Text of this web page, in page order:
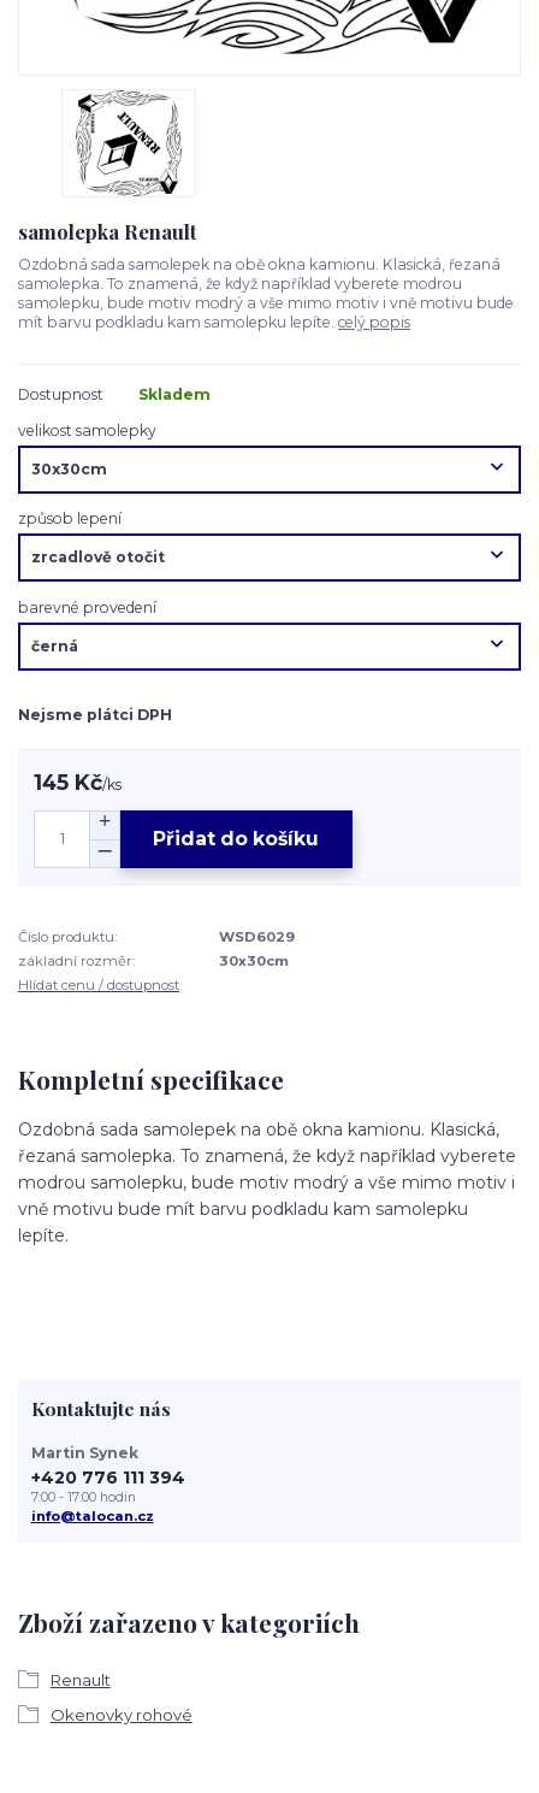
samolepka Renault
Ozdobná sada samolepek na obě okna kamionu. Klasická, řezaná
samolepka. To znamená, že když například vyberete modrou
samolepku, bude motiv modrý a vše mimo motiv i vně motivu bude
mít barvu podkladu kam samolepku lepíte. celý popis
Dostupnost
Skladem
velikost samolepky
způsob lepení
barevné provedení
Nejsme plátci DPH
145 Kč/ks
Přidat do košíku
Číslo produktu:
WSD6029
základní rozměr:
30x30cm
Hlídat cenu / dostupnost
Kompletní specifikace
Ozdobná sada samolepek na obě okna kamionu. Klasická,
řezaná samolepka. To znamená, že když například vyberete
modrou samolepku, bude motiv modrý a vše mimo motiv i
vně motivu bude mít barvu podkladu kam samolepku
lepíte.
Zboží zařazeno v kategoriích
Renault
Okenovky rohové
Kontaktujte nás
Martin Synek
+420 776 111 394
7:00 - 17:00 hodin
info@talocan.cz